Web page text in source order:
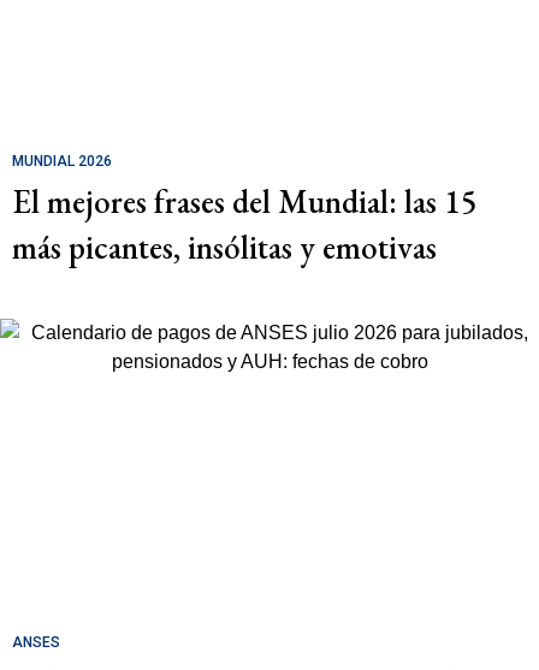
MUNDIAL 2026
El mejores frases del Mundial: las 15
más picantes, insólitas y emotivas
ANSES